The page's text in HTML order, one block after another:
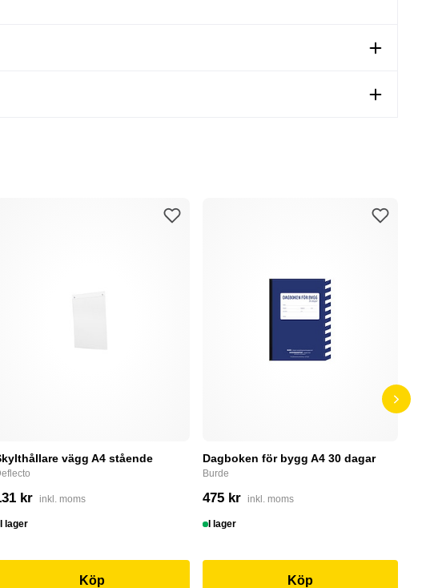
vägg A4 stående
kr inkl. moms
I lager
Köp
Dagboken för bygg A4 30 dagar
Burde
475 kr inkl. moms
I lager
Köp